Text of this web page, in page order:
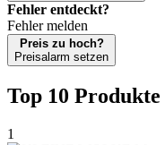
Fehler entdeckt?
Fehler melden
Preis zu hoch?
Preisalarm setzen
Top 10 Produkte
1